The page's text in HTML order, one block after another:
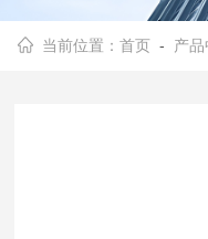
当前位置：首页 - 产